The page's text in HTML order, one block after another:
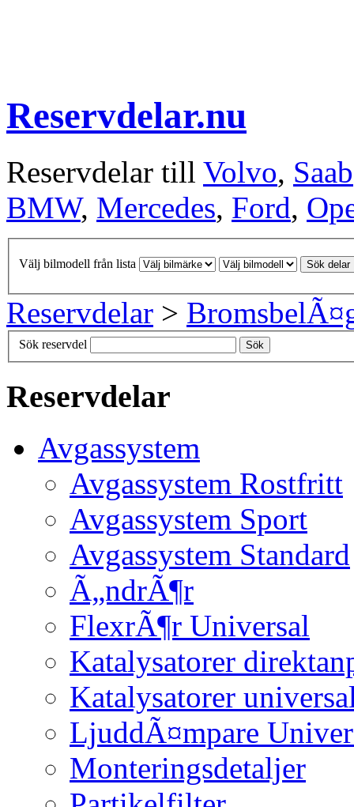
Reservdelar.nu
Reservdelar till Volvo, Saab
BMW, Mercedes, Ford,
Välj bilmodell från lista Sök delar
Reservdelar >
Sök reservdel Sök
Reservdelar
Avgassystem
Avgassystem Rostfritt
Avgassystem Sport
Avgassystem Standard
Ã„ndrÃ¶r
FlexrÃ¶r Universal
Katalysatorer
Katalysatorer
LjuddÃ¤mpare
Monteringsdetaljer